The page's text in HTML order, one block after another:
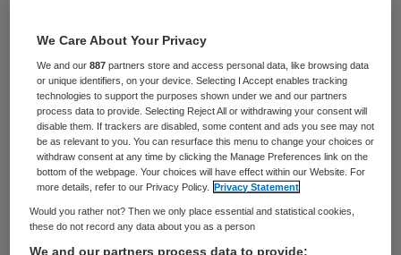
aanbreekt en zij verzorging of verpleging
nodig hebben, houden ze de hand op bij de
overheid. Dan doen ze een beroep op de
solidariteit van de generaties die na ons
komen.”
Scheidend SER-voorzitter Alexander
Rinnooy Kan wil daar op zijn minst een groot
vraagteken bij zetten. (Interview ‘Sommige
We Care About Your Privacy
We and our887 partners store and access personal data, like browsing data
or unique identifiers, on your device. Selecting I Accept enables tracking
technologies to support the purposes shown under we and our partners
process data to provide. Selecting Reject All or withdrawing your consent will
disable them. If trackers are disabled, some content and ads you see may not
be as relevant to you. You can resurface this menu to change your choices or
withdraw consent at any time by clicking the Manage Preferences link on the
bottom of the webpage. Your choices will have effect within our Website. For
more details, refer to our Privacy Policy.
Privacy Statement
Would you rather not? Then we only place essential and statistical cookies,
these do not record any data about you as a person
We and our partners process data to provide: